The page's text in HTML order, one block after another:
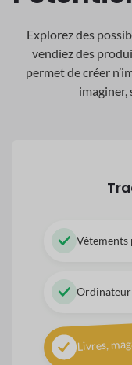
Explorez des
vendiez des
permet de créer
imaginer,
Livres,